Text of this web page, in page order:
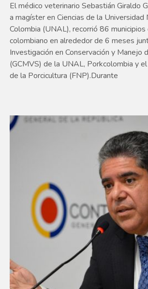
El médico veterinario Sebastián Giraldo
a magíster en Ciencias de la Universidad
Colombia (UNAL), recorrió 86 municipios
colombiano en alrededor de 6 meses
Investigación en Conservación y Manejo
(GCMVS) de la UNAL, Porkcolombia y
de la Porcicultura (FNP).Durante